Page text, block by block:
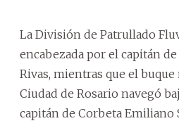
La División de Patrullado
encabezada por el capitán de
Rivas, mientras que el
Ciudad de Rosario navegó
capitán de Corbeta Emiliano